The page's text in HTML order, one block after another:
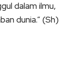
dalam ilmu,
dunia.” (Sh)